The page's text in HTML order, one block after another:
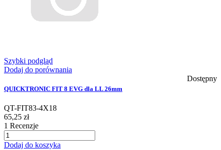
Szybki podgląd
Dodaj do porównania
Dostępny
QUICKTRONIC FIT 8 EVG dla LL 26mm
QT-FIT83-4X18
65,25 zł
1 Recenzje
Dodaj do koszyka